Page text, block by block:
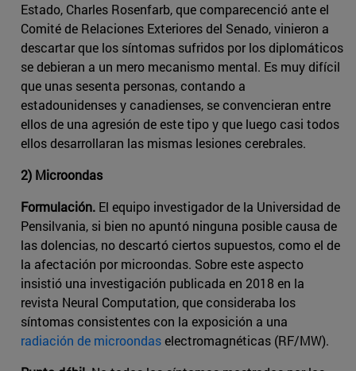
Estado, Charles Rosenfarb, que comparecenció ante el
Comité de Relaciones Exteriores del Senado, vinieron a
descartar que los síntomas sufridos por los diplomáticos
se debieran a un mero mecanismo mental. Es muy difícil
que unas sesenta personas, contando a
estadounidenses y canadienses, se convencieran entre
ellos de una agresión de este tipo y que luego casi todos
ellos desarrollaran las mismas lesiones cerebrales.
2) Microondas
Formulación. El equipo investigador de la Universidad de
Pensilvania, si bien no apuntó ninguna posible causa de
las dolencias, no descartó ciertos supuestos, como el de
la afectación por microondas. Sobre este aspecto
insistió una investigación publicada en 2018 en la
revista Neural Computation, que consideraba los
síntomas consistentes con la exposición a una
radiación de microondaselectromagnéticas (RF/MW).